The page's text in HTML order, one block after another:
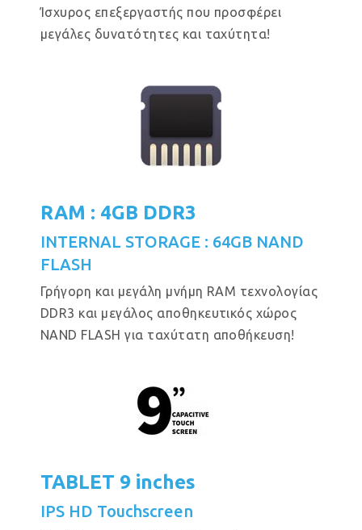
Ίσχυρος επεξεργαστής που προσφέρει
μεγάλες δυνατότητες και ταχύτητα!
RAM : 4GB DDR3
INTERNAL STORAGE : 64GB NAND
FLASH
Γρήγορη και μεγάλη μνήμη RAM τεχνολογίας
DDR3 και μεγάλος αποθηκευτικός χώρος
NAND FLASH για ταχύτατη αποθήκευση!
TABLET 9 inches
IPS HD Touchscreen